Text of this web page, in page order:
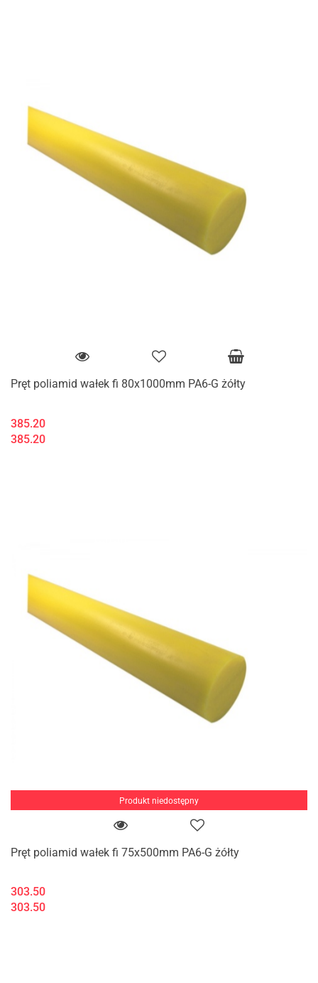
Pręt poliamid wałek fi 80x1000mm PA6-G żółty
385.20
385.20
Produkt niedostępny
Pręt poliamid wałek fi 75x500mm PA6-G żółty
303.50
303.50